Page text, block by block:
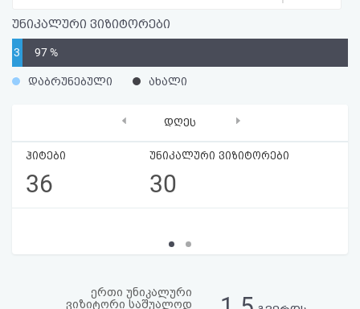
აღდგენა
HTML
სალიცენზიო
შეთანხმება
უნიკალური ვიზიტორები
3
%
97 %
დაბრუნებული ახალი
დღეს
ჰიტები
36
უნიკალური ვიზიტორები
30
‹ ›
ერთი უნიკალური
ვიზიტორი საშუალოდ